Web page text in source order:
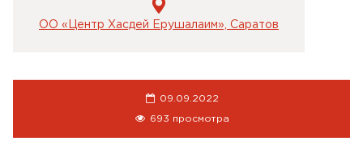
ОО «Центр Хасдей Ерушалаим», Саратов
09.09.2022
693 просмотра